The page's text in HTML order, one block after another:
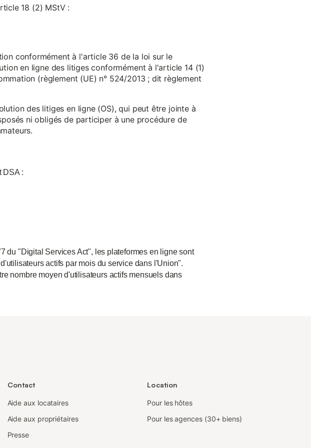
18 (2) MStV :
conformément à l'article 36 de la loi sur le
en ligne des litiges conformément à l'article 14 (1)
(règlement (UE) n° 524/2013 ; dit règlement
des litiges en ligne (OS), qui peut être jointe à
ni obligés de participer à une procédure de
DSA :
du "Digital Services Act", les plateformes en ligne sont
actifs par mois du service dans l'Union".
nombre moyen d'utilisateurs actifs mensuels dans
Contact
Aide aux locataires
Aide aux propriétaires
Presse
Location
Pour les hôtes
Pour les agences (30+ biens)